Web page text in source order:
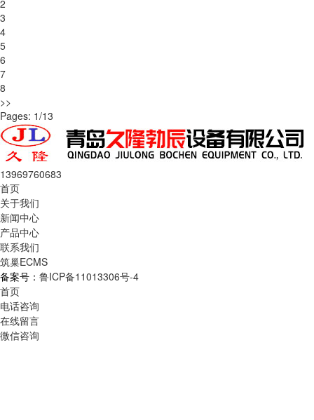
2
3
4
5
6
7
8
>>
Pages: 1/13
13969760683
首页
关于我们
新闻中心
产品中心
联系我们
筑巢ECMS
备案号： 鲁ICP备11013306号-4
首页
电话咨询
在线留言
微信咨询